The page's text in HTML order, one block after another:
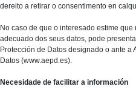
dereito a retirar o consentimento en
No caso de que o interesado estime
adecuado dos seus datos, pode
Protección de Datos designado o ante a
Datos (www.aepd.es).
Necesidade de facilitar a información